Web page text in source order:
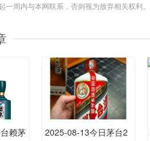
周内与本网联系，否则视为放弃相关权利。
赖茅
2025-08-13今日茅台2